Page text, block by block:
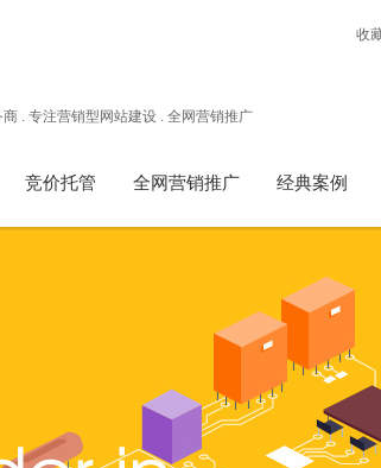
收
. 专注营销型网站建设 . 全网营销推广
竞价托管 全网营销推广 经典案例